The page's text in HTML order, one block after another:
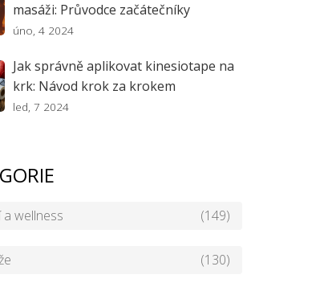
masáži: Průvodce začátečníky
úno, 4 2024
Jak správně aplikovat kinesiotape na
krk: Návod krok za krokem
led, 7 2024
a wellness (149)
(130)